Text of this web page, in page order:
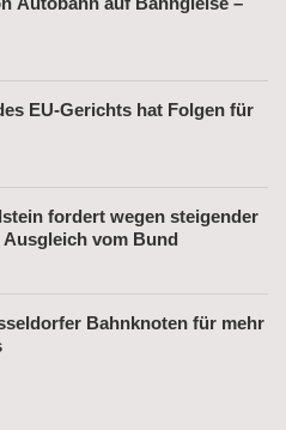
EU-Gerichts hat Folgen für
fordert wegen steigender
vom Bund
Bahnknoten für mehr